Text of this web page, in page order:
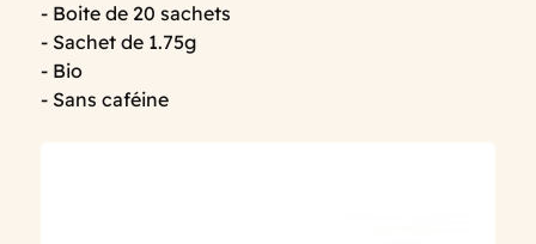
- Boite de 20 sachets
- Sachet de 1.75g
- Bio
- Sans caféine